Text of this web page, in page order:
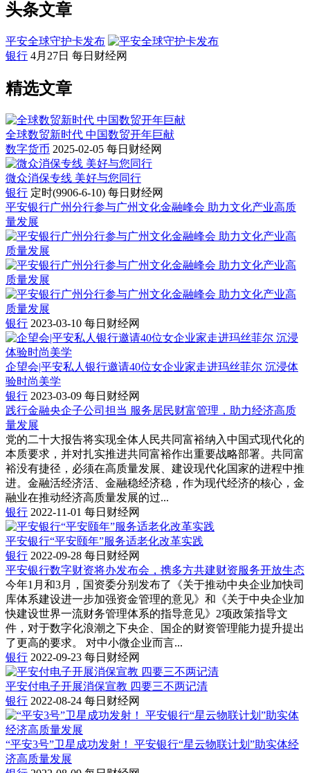
头条文章
平安全球守护卡发布
银行 4月27日 每日财经网
精选文章
全球数贸新时代 中国数贸开年巨献
数字货币 2025-02-05 每日财经网
微众消保专线 美好与您同行
银行 定时(9906-6-10) 每日财经网
平安银行广州分行参与广州文化金融峰会 助力文化产业高质
量发展
银行 2023-03-10 每日财经网
企望会|平安私人银行邀请40位女企业家走进玛丝菲尔 沉浸体
验时尚美学
银行 2023-03-09 每日财经网
践行金融央企子公司担当 服务居民财富管理，助力经济高质
量发展
党的二十大报告将实现全体人民共同富裕纳入中国式现代化的
本质要求，并对扎实推进共同富裕作出重要战略部署。共同富
裕没有捷径，必须在高质量发展、建设现代化国家的进程中推
进。金融活经济活、金融稳经济稳，作为现代经济的核心，金
融业在推动经济高质量发展的过...
银行 2022-11-01 每日财经网
平安银行“平安颐年”服务适老化改革实践
银行 2022-09-28 每日财经网
平安银行数字财资将办发布会，携多方共建财资服务开放生态
今年1月和3月，国资委分别发布了《关于推动中央企业加快司
库体系建设进一步加强资金管理的意见》和《关于中央企业加
快建设世界一流财务管理体系的指导意见》2项政策指导文
件，对于数字化浪潮之下央企、国企的财资管理能力提升提出
了更高的要求。 对中小微企业而言...
银行 2022-09-23 每日财经网
平安付电子开展消保宣教 四要三不两记清
银行 2022-08-24 每日财经网
“平安3号”卫星成功发射！ 平安银行“星云物联计划”助实体经
济高质量发展